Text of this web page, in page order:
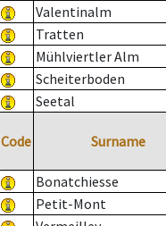
Valentinalm
Tratten
Mühlviertler Alm
Scheiterboden
Seetal
Code Surname
Bonatchiesse
Petit-Mont